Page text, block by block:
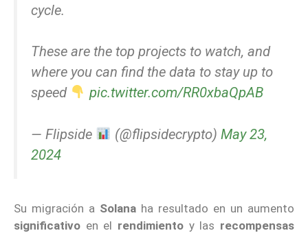
cycle.
These are the top projects to watch, and
where you can find the data to stay up to
speed
pic.twitter.com/RR0xbaQpAB
— Flipside (@flipsidecrypto)May 23,
2024
Su migración a Solana ha resultado en un aumento
significativo en el rendimiento y las recompensas